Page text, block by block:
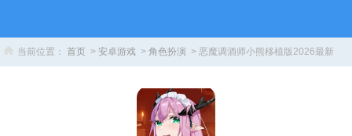
当前位置： 首页 > 安卓游戏 > 角色扮演 > 恶魔调酒师小熊移植版2026最新